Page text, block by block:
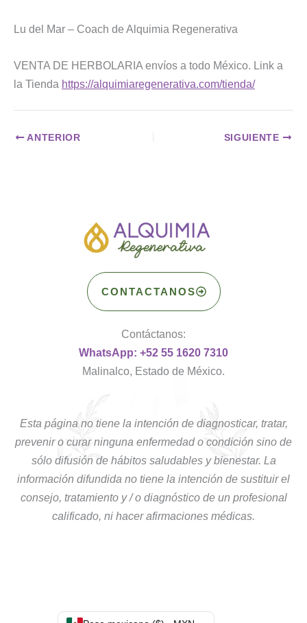
Lu del Mar – Coach de Alquimia Regenerativa
VENTA DE HERBOLARIA envíos a todo México. Link a
la Tienda https://alquimiaregenerativa.com/tienda/
ANTERIOR SIGUIENTE
CONTACTANOS
Contáctanos:
WhatsApp: +52 55 1620 7310
Malinalco, Estado de México.
Esta página no tiene la intención de diagnosticar, tratar,
prevenir o curar ninguna enfermedad o condición sino de
sólo difusión de hábitos saludables y bienestar. La
información difundida no tiene la intención de sustituir el
consejo, tratamiento y / o diagnóstico de un profesional
calificado, ni hacer afirmaciones médicas.